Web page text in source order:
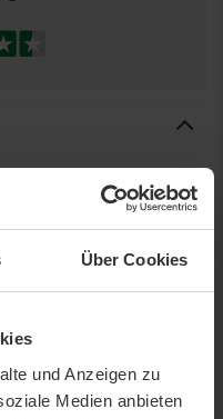
Über Cookies
und Anzeigen zu
Medien anbieten
Beruhigend